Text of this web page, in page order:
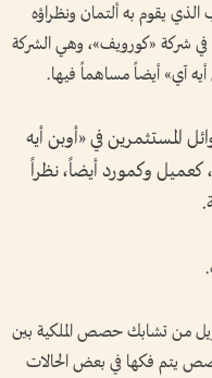
الذي يقوم به ألتمان ونظراؤه
في شركة «كورويف»، وهي الشركة
أيه آي» أيضاً مساهماً فيها.
المستثمرين في «أوبن أيه
وكمورد أيضاً، نظراً
طويل من تشابك حصص الملكية بين
يتم فكها في بعض الحالات